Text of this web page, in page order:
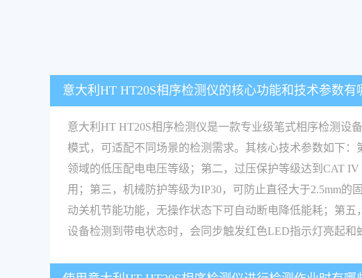
意大利HT HT20S相序检测仪的核心功能和技术参数有
意大利HT HT20S相序检测仪是一款专业级笔式相序检测设
模式，可适配不同场景的检测需求。其核心技术参数如下
领域的低压配电电压等级；第二，过压保护等级达到CAT
用；第三，机械防护等级为IP30，可防止直径大于2.5mm
动关机节能功能，无操作状态下可自动断电降低能耗；第五
设备检测到带电状态时，会同步触发红色LED指示灯亮起